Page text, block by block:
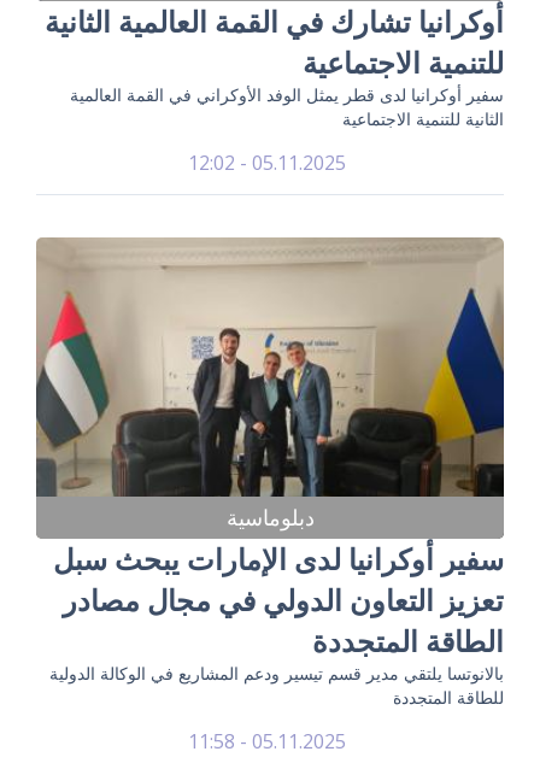
أوكرانيا تشارك في القمة العالمية الثانية
للتنمية الاجتماعية
سفير أوكرانيا لدى قطر يمثل الوفد الأوكراني في القمة العالمية
الثانية للتنمية الاجتماعية
05.11.2025 - 12:02
دبلوماسية
سفير أوكرانيا لدى الإمارات يبحث سبل
تعزيز التعاون الدولي في مجال مصادر
الطاقة المتجددة
بالانوتسا يلتقي مدير قسم تيسير ودعم المشاريع في الوكالة الدولية
للطاقة المتجددة
05.11.2025 - 11:58